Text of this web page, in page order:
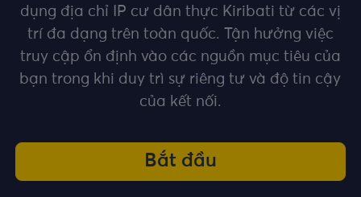
dụng địa chỉ IP cư dân thực Kiribati từ các vị
trí đa dạng trên toàn quốc. Tận hưởng việc
truy cập ổn định vào các nguồn mục tiêu của
bạn trong khi duy trì sự riêng tư và độ tin cậy
của kết nối.
Bắt đầu